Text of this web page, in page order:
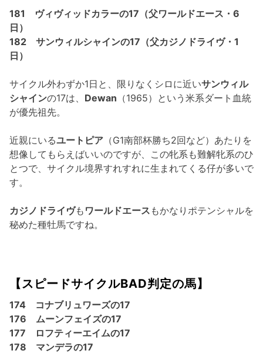
181 ヴィヴィッドカラーの17（父ワールドエース・6
日）
182 サンウィルシャインの17（父カジノドライヴ・1
日）
サイクル外わずか1日と、限りなくシロに近いサンウィル
シャインの17は、 Dewan （1965）という米系ダート血統
が優先祖先。
近親にいるユートピア （G1南部杯勝ち2回など）あたりを
想像してもらえばいいのですが、この牝系も難解牝系のひ
とつで、サイクル境界すれすれに生まれてくる仔が多いで
す。
カジノドライヴも ワールドエース もかなりポテンシャルを
秘めた種牡馬ですね。
【スピードサイクルBAD判定の馬】
174 コナブリュワーズの17
176 ムーンフェイズの17
177 ロフティーエイムの17
178 マンデラの17